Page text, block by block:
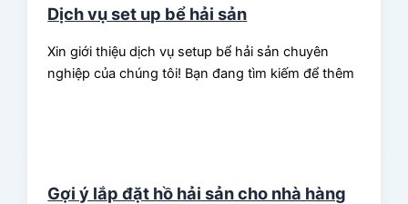
Dịch vụ set up bể hải sản
Xin giới thiệu dịch vụ setup bể hải sản chuyên
nghiệp của chúng tôi! Bạn đang tìm kiếm để thêm
Gợi ý lắp đặt hồ hải sản cho nhà hàng